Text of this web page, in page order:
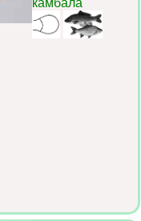
камбала